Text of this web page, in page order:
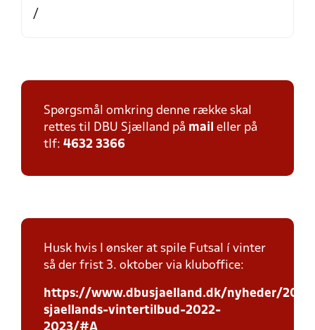
/
Spørgsmål omkring denne række skal
rettes til DBU Sjælland på mail eller på
tlf: 4632 3366
Husk hvis I ønsker at spile Futsal í vinter
så der frist 3. oktober via kluboffice:
https://www.dbusjaelland.dk/nyheder/
sjaellands-vintertilbud-2022-
2023/#A